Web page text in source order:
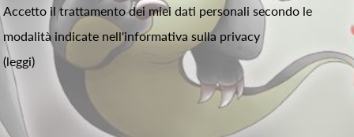
Accetto il trattamento dei miei dati personali secondo le
modalità indicate nell'informativa sulla privacy
(leggi)